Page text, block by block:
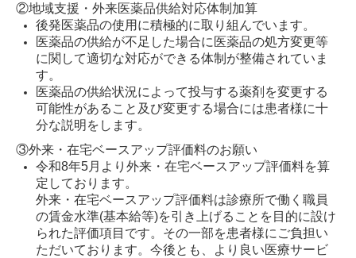
②地域支援・外来医薬品供給対応体制加算
後発医薬品の使用に積極的に取り組んでいます。
医薬品の供給が不足した場合に医薬品の処方変更等
に関して適切な対応ができる体制が整備されていま
す。
医薬品の供給状況によって投与する薬剤を変更する
可能性があること及び変更する場合には患者様に十
分な説明をします。
③外来・在宅ベースアップ評価料のお願い
令和8年5月より外来・在宅ベースアップ評価料を算
定しております。
外来・在宅ベースアップ評価料は診療所で働く職員
の賃金水準(基本給等)を引き上げることを目的に設け
られた評価項目です。その一部を患者様にご負担い
ただいております。今後とも、より良い医療サービ